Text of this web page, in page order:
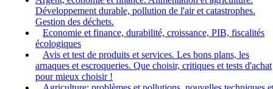
Développement durable, pollution de l'air et catastrophes.
Gestion des déchets.
Economie et finance, durabilité, croissance, PIB, fiscalités
écologiques
Avis et test de produits et services. Les bons plans, les
arnaques et escroqueries. Que choisir, critiques et tests d'achat
pour mieux choisir !